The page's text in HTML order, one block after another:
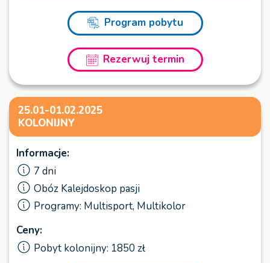
Program pobytu
Rezerwuj termin
25.01-01.02.2025
KOLONIJNY
Informacje:
7 dni
Obóz Kalejdoskop pasji
Programy: Multisport, Multikolor
Ceny:
Pobyt kolonijny: 1850 zł